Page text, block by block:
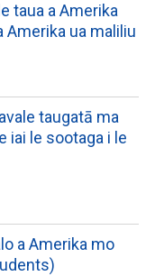
taua a Amerika
Amerika ua maliliu
taugatā ma
iai le sootaga i le
a Amerika mo